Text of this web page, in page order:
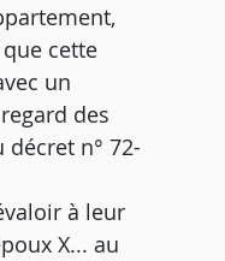
cette
un
des
n° 72-
à leur
X... au